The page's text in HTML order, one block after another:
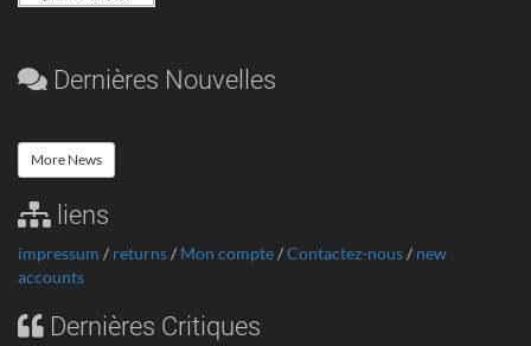
Dernières Nouvelles
More News
liens
impressum / returns/ Mon compte/Contactez-nous/ new
accounts
Dernières Critiques